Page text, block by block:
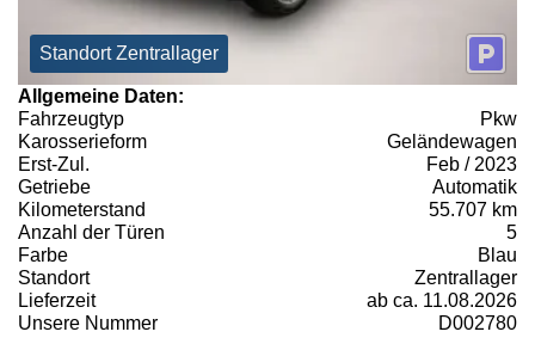
Standort Zentrallager
Allgemeine Daten:
Fahrzeugtyp
Pkw
Karosserieform
Geländewagen
Erst-Zul.
Feb / 2023
Getriebe
Automatik
Kilometerstand
55.707 km
Anzahl der Türen
5
Farbe
Blau
Standort
Zentrallager
Lieferzeit
ab ca. 11.08.2026
Unsere Nummer
D002780